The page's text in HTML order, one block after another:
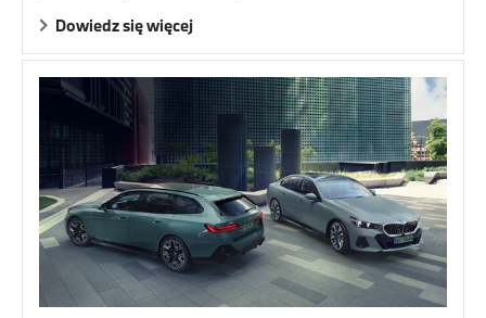
Dowiedz się więcej